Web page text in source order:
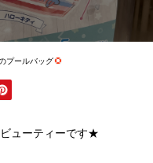
プールバッグ
ューティーです★